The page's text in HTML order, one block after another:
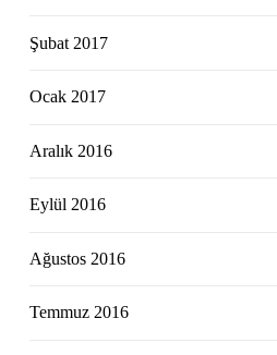
Şubat 2017
Ocak 2017
Aralık 2016
Eylül 2016
Ağustos 2016
Temmuz 2016